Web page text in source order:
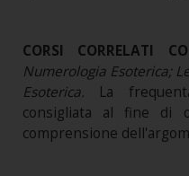
CORSI CORRELATI
Numerologia Esoterica;
Esoterica. La
consigliata al fine di
comprensione